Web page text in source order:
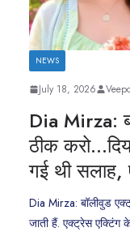
NEWS
July 18, 2026
Dia Mirza:
ठीक
गई थी सलाह,
Dia Mirza: बॉलीवुड
जाती हैं. एक्ट्रेस एक्टिंग